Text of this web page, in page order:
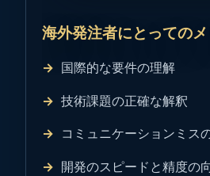
海外発注者にとっての
国際的な要件の理解
技術課題の正確な解釈
コミュニケーションミス
開発のスピードと精度の